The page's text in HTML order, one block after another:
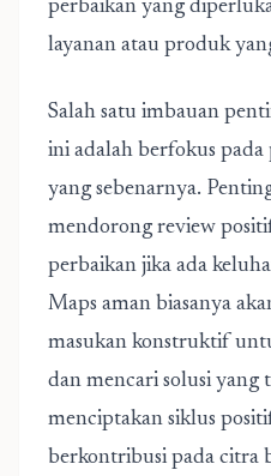
perbaikan yang
layanan atau produk
Salah satu imbauan
ini adalah berfokus
yang sebenarnya.
mendorong review
perbaikan jika ada
Maps aman biasanya
masukan konstruktif
dan mencari solusi yang
menciptakan siklus
berkontribusi pada citra